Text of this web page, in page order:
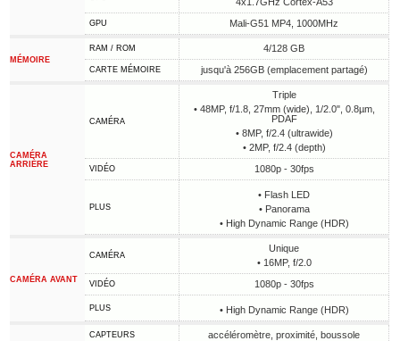
GPU Mali-G51 MP4, 1000MHz
MÉMOIRE
RAM / ROM 4/128 GB
CARTE MÉMOIRE jusqu'à 256GB (emplacement partagé)
CAMÉRA
ARRIÈRE
CAMÉRA
Triple
• 48MP, f/1.8, 27mm (wide), 1/2.0", 0.8µm,
PDAF
• 8MP, f/2.4 (ultrawide)
• 2MP, f/2.4 (depth)
VIDÉO 1080p - 30fps
PLUS
• Flash LED
• Panorama
• High Dynamic Range (HDR)
CAMÉRA AVANT
CAMÉRA
Unique
• 16MP, f/2.0
VIDÉO 1080p - 30fps
PLUS • High Dynamic Range (HDR)
CAPTEURS accéléromètre, proximité, boussole